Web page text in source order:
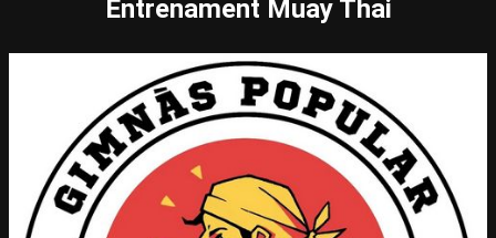
Entrenament Muay Thai